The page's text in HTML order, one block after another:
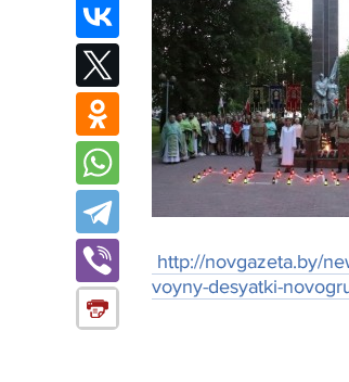
http://novgazeta.by/
voyny-desyatki-